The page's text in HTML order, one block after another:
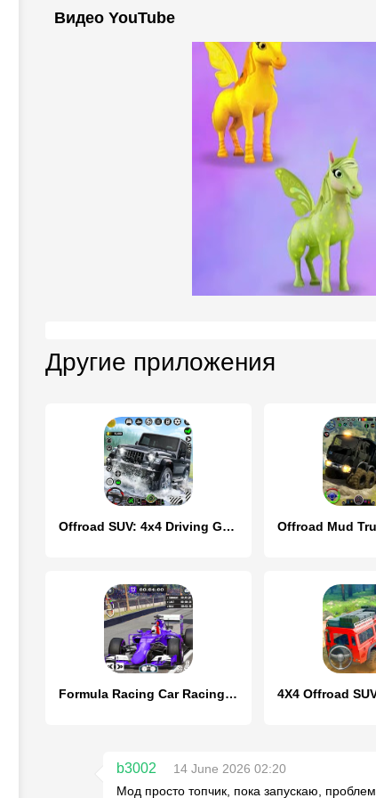
Видео YouTube
Другие приложения
Offroad SUV: 4x4 Driving Game.
Formula Racing Car Racing Game
b3002
14 June 2026 02:20
Мод просто топчик, пока запускаю,